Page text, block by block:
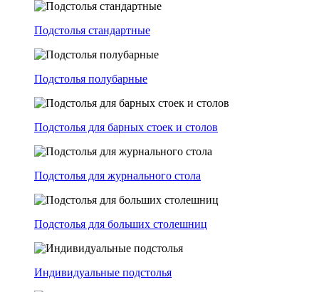
Подстолья стандартные
Подстолья полубарные
Подстолья для барных стоек и столов
Подстолья для журнального стола
Подстолья для больших столешниц
Индивидуальные подстолья